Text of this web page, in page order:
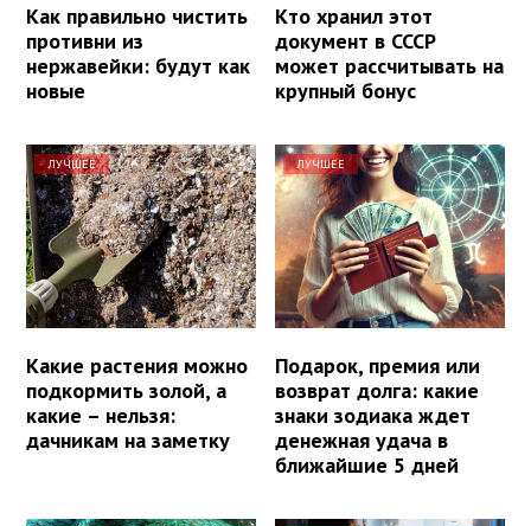
Как правильно чистить
противни из
нержавейки: будут как
новые
Кто хранил этот
документ в СССР
может рассчитывать на
крупный бонус
ЛУЧШЕЕ
Какие растения можно
подкормить золой, а
какие – нельзя:
дачникам на заметку
ЛУЧШЕЕ
Подарок, премия или
возврат долга: какие
знаки зодиака ждет
денежная удача в
ближайшие 5 дней